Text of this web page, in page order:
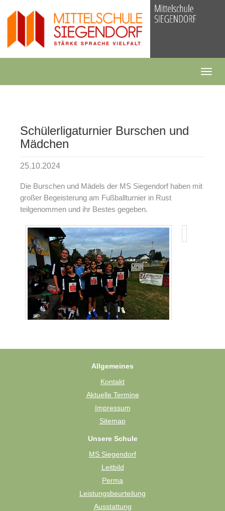
content
Schülerligaturnier Burschen und
Mädchen
25.10.2024
Die Burschen und Mädels der MS Siegendorf haben mit
großer Begeisterung am Fußballturnier in Rust
teilgenommen und ihr Bestes gegeben.
Allgemeines
Kontakt
Aktuelle Termine
Impressum
Sitemap
Unsere Schule
MS Siegendorf
Leitbild
Perma
Leistungsbeurteilung
Ausstattung